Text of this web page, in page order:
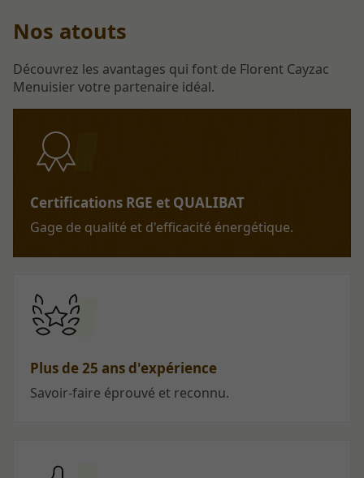
Nos atouts
Découvrez les avantages qui font de Florent Cayzac
Menuisier votre partenaire idéal.
Certifications RGE et QUALIBAT
Gage de qualité et d'efficacité énergétique.
Plus de 25 ans d'expérience
Savoir-faire éprouvé et reconnu.